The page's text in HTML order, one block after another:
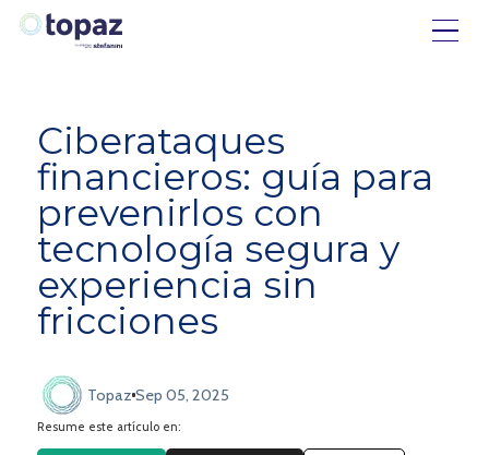
Ciberataques
financieros: guía para
prevenirlos con
tecnología segura y
experiencia sin
fricciones
Topaz Sep 05, 2025
Resume este artículo en: